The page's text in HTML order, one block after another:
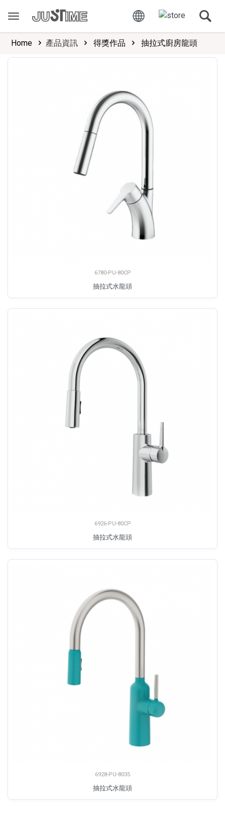
Home 產品資訊 得獎作品 抽拉式廚房龍頭
6780-PU-80CP
抽拉式水龍頭
6926-PU-80CP
抽拉式水龍頭
6928-PU-8035
抽拉式水龍頭